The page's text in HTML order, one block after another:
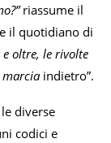
riassume il
il quotidiano di
oltre, le rivolte
indietro”.
diverse
codici e